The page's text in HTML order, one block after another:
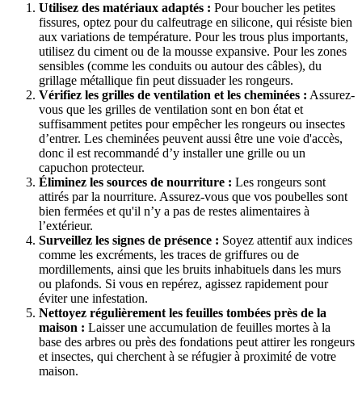
Utilisez des matériaux adaptés : Pour boucher les petites
fissures, optez pour du calfeutrage en silicone, qui résiste bien
aux variations de température. Pour les trous plus importants,
utilisez du ciment ou de la mousse expansive. Pour les zones
sensibles (comme les conduits ou autour des câbles), du
grillage métallique fin peut dissuader les rongeurs.
Vérifiez les grilles de ventilation et les cheminées : Assurez-
vous que les grilles de ventilation sont en bon état et
suffisamment petites pour empêcher les rongeurs ou insectes
d’entrer. Les cheminées peuvent aussi être une voie d'accès,
donc il est recommandé d’y installer une grille ou un
capuchon protecteur.
Éliminez les sources de nourriture : Les rongeurs sont
attirés par la nourriture. Assurez-vous que vos poubelles sont
bien fermées et qu'il n’y a pas de restes alimentaires à
l’extérieur.
Surveillez les signes de présence : Soyez attentif aux indices
comme les excréments, les traces de griffures ou de
mordillements, ainsi que les bruits inhabituels dans les murs
ou plafonds. Si vous en repérez, agissez rapidement pour
éviter une infestation.
Nettoyez régulièrement les feuilles tombées près de la
maison : Laisser une accumulation de feuilles mortes à la
base des arbres ou près des fondations peut attirer les rongeurs
et insectes, qui cherchent à se réfugier à proximité de votre
maison.